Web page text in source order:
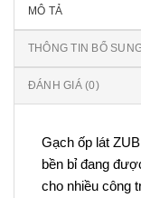
MÔ TẢ
THÔNG TIN BỔ
ĐÁNH GIÁ (0)
Gạch ốp lát
bền bỉ đang
cho nhiều công